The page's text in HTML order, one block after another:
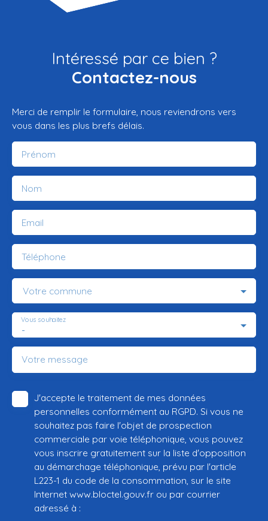
Intéressé par ce bien ?
Contactez-nous
Merci de remplir le formulaire, nous reviendrons vers
vous dans les plus brefs délais.
Prénom
Nom
Email
Téléphone
Votre commune
-
Vous souhaitez
Votre message
J'accepte le traitement de mes données
personnelles conformément au RGPD. Si vous ne
souhaitez pas faire l'objet de prospection
commerciale par voie téléphonique, vous pouvez
vous inscrire gratuitement sur la liste d'opposition
au démarchage téléphonique, prévu par l'article
L223-1 du code de la consommation, sur le site
Internet www.bloctel.gouv.fr ou par courrier
adressé à :